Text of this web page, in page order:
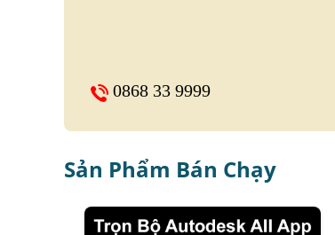
0868 33 9999
Sản Phẩm Bán Chạy